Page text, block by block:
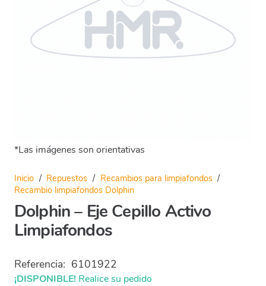
*Las imágenes son orientativas
Inicio / Repuestos / Recambios para limpiafondos /
Recambio limpiafondos Dolphin
Dolphin – Eje Cepillo Activo
Limpiafondos
Referencia: 6101922
¡DISPONIBLE! Realice su pedido